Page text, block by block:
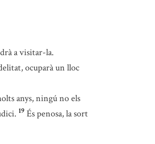
a visitar-la.
ocuparà un lloc
anys, ningú no els
19 És penosa, la sort